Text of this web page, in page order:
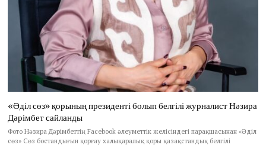
«Әділ сөз» қорының президенті болып белгілі журналист Нәзира
Дәрімбет сайланды
Фото Нәзира Дәрімбеттің Facebook әлеуметтік желісіндегі парақшасынан «Әділ
сөз» Сөз бостандығын қорғау халықаралық қоры қазақстандық белгілі